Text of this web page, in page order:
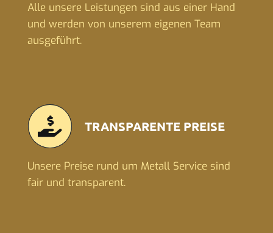
Alle unsere Leistungen sind aus einer Hand
und werden von unserem eigenen Team
ausgeführt.
TRANSPARENTE PREISE
Unsere Preise rund um Metall Service sind
fair und transparent.